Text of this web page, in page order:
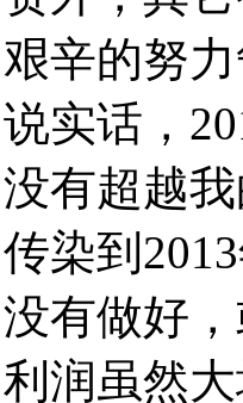
艰辛的努
说实话，
没有超越
传染到
没有做好
利润虽然